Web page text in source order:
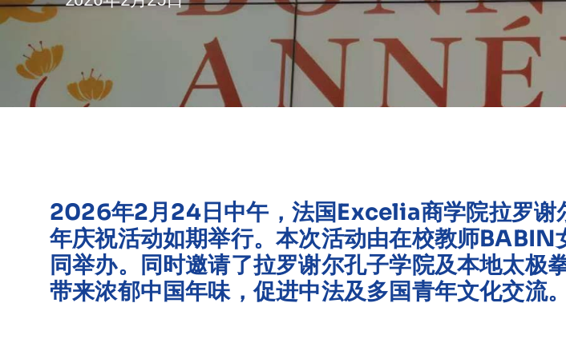
2026年2月24日中午，法国Excelia商学院拉罗谢
年庆祝活动如期举行。本次活动由在校教师
同举办。同时邀请了拉罗谢尔孔子学院及本地太极
带来浓郁中国年味，促进中法及多国青年文化交流。